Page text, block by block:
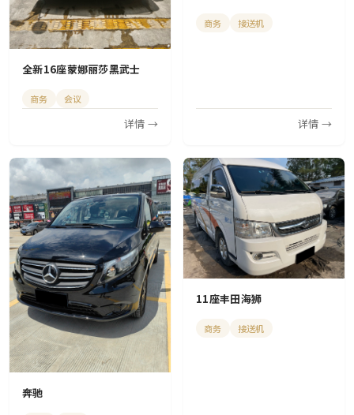
全新16座蒙娜丽莎黑武士
商务 会议
详情 →
商务 接送机
详情 →
奔驰
11座丰田海狮
商务 接送机